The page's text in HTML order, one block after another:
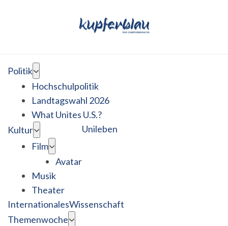
Politik
Hochschulpolitik
Landtagswahl 2026
What Unites U.S.?
Kultur
Film
Avatar
Musik
Theater
Unileben
InternationalesWissenschaft
Themenwoche